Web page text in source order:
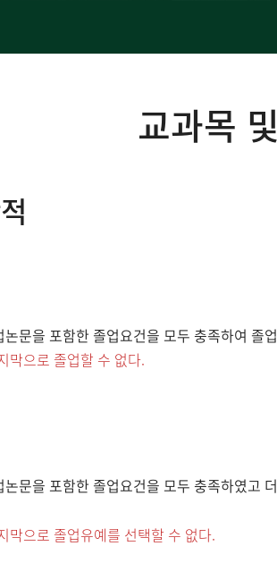
교과목
문을 포함한 졸업요건을 모두 충족하여 졸
막으로 졸업할 수 없다.
문을 포함한 졸업요건을 모두 충족하였고
막으로 졸업유예를 선택할 수 없다.